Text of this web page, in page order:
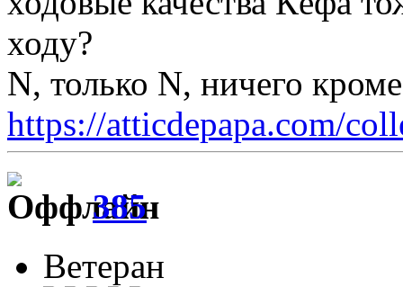
ходу?
N, только N, ничего
https://atticdepapa.com/
385
Ветеран